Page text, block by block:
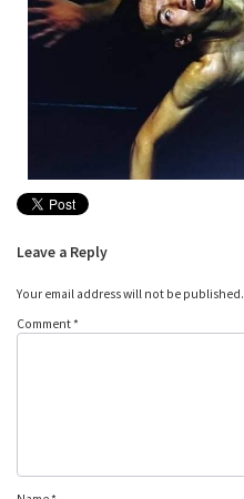
Leave a Reply
Your email address will not be published.
Comment*